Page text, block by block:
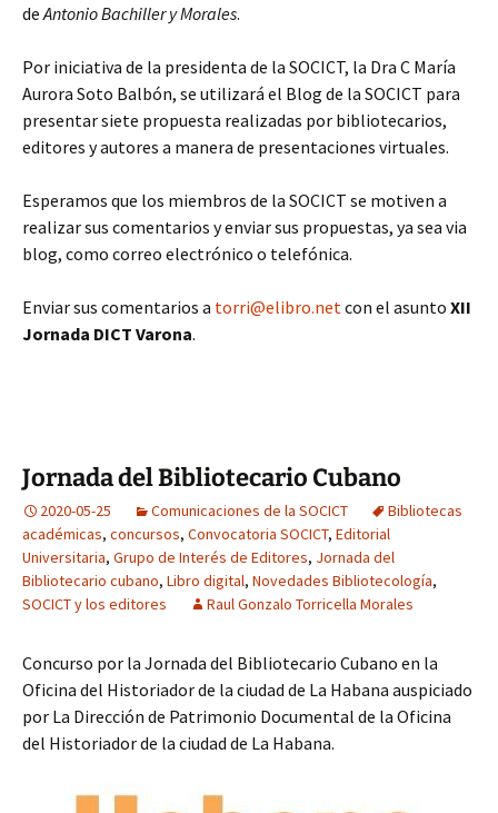
deAntonio Bachiller y Morales.
Por iniciativa de la presidenta de la SOCICT, la Dra C María
Aurora Soto Balbón, se utilizará el Blog de la SOCICT para
presentar siete propuesta realizadas por bibliotecarios,
editores y autores a manera de presentaciones virtuales.
Esperamos que los miembros de la SOCICT se motiven a
realizar sus comentarios y enviar sus propuestas, ya sea via
blog, como correo electrónico o telefónica.
Enviar sus comentarios a torri@elibro.net con el asunto XII
Jornada DICT Varona.
Jornada del Bibliotecario Cubano
2020-05-25 Comunicaciones de la SOCICT
Bibliotecas
académicas, concursos, Convocatoria SOCICT, Editorial
Universitaria, Grupo de Interés de Editores, Jornada del
Bibliotecario cubano, Libro digital, Novedades Bibliotecología,
SOCICT y los editores
Raul Gonzalo Torricella Morales
Concurso por la Jornada del Bibliotecario Cubano en la
Oficina del Historiador de la ciudad de La Habana auspiciado
por La Dirección de Patrimonio Documental de la Oficina
del Historiador de la ciudad de La Habana.